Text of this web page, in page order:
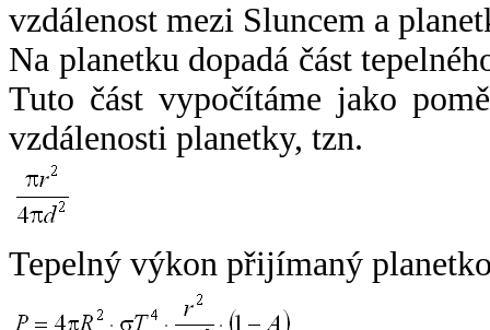
vzdálenost mezi Sluncem a
Na planetku dopadá část
Tuto část vypočítáme jako
vzdálenosti planetky, tzn.
Tepelný výkon přijímaný